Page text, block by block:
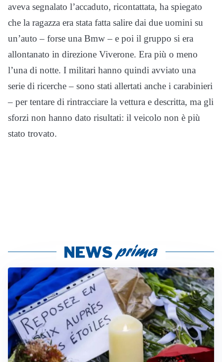
aveva segnalato l’accaduto, ricontattata, ha spiegato
che la ragazza era stata fatta salire dai due uomini su
un’auto – forse una Bmw – e poi il gruppo si era
allontanato in direzione Viverone. Era più o meno
l’una di notte. I militari hanno quindi avviato una
serie di ricerche – sono stati allertati anche i carabinieri
– per tentare di rintracciare la vettura e descritta, ma gli
sforzi non hanno dato risultati: il veicolo non è più
stato trovato.